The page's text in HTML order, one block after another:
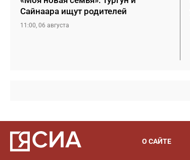
Сайнаара ищут родителей
11:00, 06 августа
О САЙТЕ